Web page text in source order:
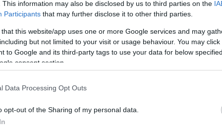
This information may also be disclosed by us to third parties on the
Participants that may further disclose it to other third parties.
that this website/app uses one or more Google services and may
but not limited to your visit or usage behaviour. You may
to Google and its third-party tags to use your data for below
consent section.
Data Processing Opt Outs
opt-out of the Sharing of my personal data.
kissé behúzta a féket, ugyanis a történet eléggé lassan
az kész elmebaj... az olvasók ide-oda fogják kapkodni
leforgása alatt! Ismét Calanthe királyné unokája körül
brokiloni rengetegben annak idején halálra rémült a rá
– a piactéren szinte játszi könnyedséggel vágja le a
De vajon másfajta kihívásokkal is ilyen jól
teljesen magára hagyatva, számkivetettként rója a
megpróbáltatások csak ezután kezdődnek...